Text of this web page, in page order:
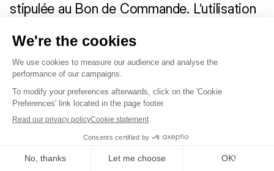
stipulée au Bon de Commande. L’utilisation
Utilisateurs désignés par le Client et le cas
échéant ses Bénéficiaires, dans le cadre de
ses besoins internes, aux fins de
chargement et de traitement des Données.
En conséquence, toute autre utilisation du